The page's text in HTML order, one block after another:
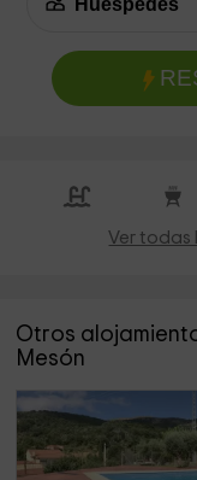
Ver todas
Otros
Mesón